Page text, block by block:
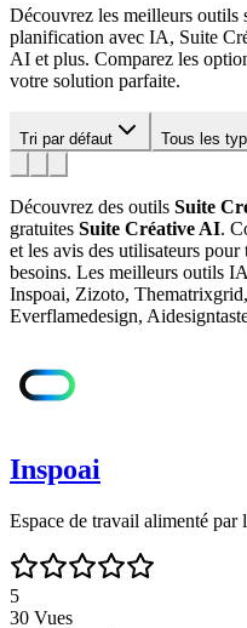
Découvrez les meilleurs outils
planification avec IA, Suite
AI et plus. Comparez les
votre solution parfaite.
Tri par défaut Tous les
Découvrez des outils Suite
gratuites Suite Créative AI.
et les avis des utilisateurs
besoins. Les meilleurs outils
Inspoai, Zizoto,
Everflamedesign,
Inspoai
Espace de travail alimenté
5
30 Vues